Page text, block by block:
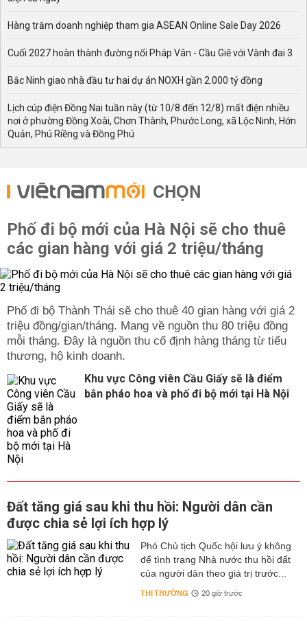
Hàng trăm doanh nghiệp tham gia ASEAN Online Sale Day 2026
Cuối 2027 hoàn thành đường nối Pháp Vân - Cầu Giẽ với Vành đai 3
Bắc Ninh giao nhà đầu tư hai dự án NOXH gần 2.000 tỷ đồng
Lịch cúp điện Đồng Nai tuần này (từ 10/8 đến 12/8) mất điện nhiều
nơi ở phường Đồng Xoài, Chơn Thành, Phước Long, xã Lộc Ninh, Hớn
Quản, Phú Riềng và Đồng Phú
CHỌN
Phố đi bộ mới của Hà Nội sẽ cho thuê
các gian hàng với giá 2 triệu/tháng
Phố đi bộ Thành Thái sẽ cho thuê 40 gian hàng với giá 2
triệu đồng/gian/tháng. Mang về nguồn thu 80 triệu đồng
mỗi tháng. Đây là nguồn thu cố định hàng tháng từ tiểu
thương, hộ kinh doanh.
Khu vực Công viên Cầu Giấy sẽ là điểm
bắn pháo hoa và phố đi bộ mới tại Hà Nội
Đất tăng giá sau khi thu hồi: Người dân cần
được chia sẻ lợi ích hợp lý
Phó Chủ tịch Quốc hội lưu ý không
để tình trạng Nhà nước thu hồi đất
của người dân theo giá trị trước...
THỊ TRƯỜNG 20 giờ trước